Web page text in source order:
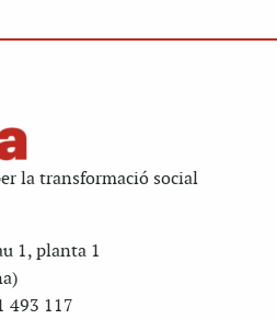
la transformació social
1, planta 1
493 117